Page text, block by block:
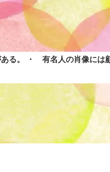
る。 ・ 有名人の肖像には